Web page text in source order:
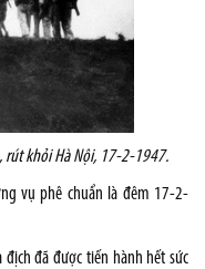
rút khỏi Hà Nội, 17-2-1947.
vụ phê chuẩn là đêm 17-2-
địch đã được tiến hành hết sức